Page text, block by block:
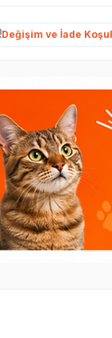
Değişim ve İade